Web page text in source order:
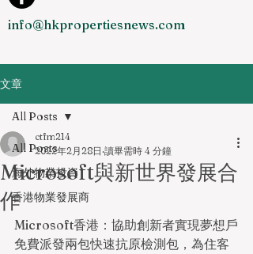
info@hkpropertiesnews.com
文章
All Posts
海外物業投資
香港物業發展商
All Posts
Microsoft與新世界發展合
作
ctfm214
2022年2月28日 讀畢需時 4 分鐘
Microsoft香港：協助創新者實現夢想戶
免費派發兩包快速抗原檢測包，為住客